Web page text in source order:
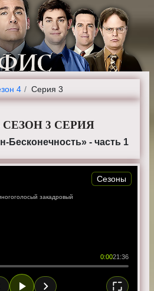
4 Серия 3
3 СЕРИЯ
- часть 1
закадровый
0:0021:36
Сезоны